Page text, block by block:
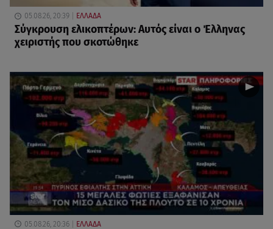
05.08.26, 20:39 ΕΛΛΑΔΑ
Σύγκρουση ελικοπτέρων: Αυτός είναι ο Έλληνας
χειριστής που σκοτώθηκε
05.08.26, 20:36 ΕΛΛΑΔΑ